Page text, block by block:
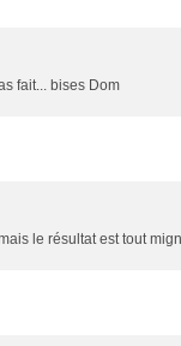
fait... bises Dom
le résultat est tout